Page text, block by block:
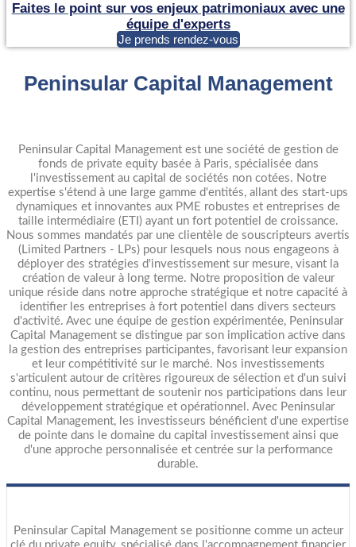
Faites le point sur vos enjeux patrimoniaux avec une
équipe d'experts
Je prends rendez-vous
Peninsular Capital Management
Peninsular Capital Management est une société de gestion de
fonds de private equity basée à Paris, spécialisée dans
l'investissement au capital de sociétés non cotées. Notre
expertise s'étend à une large gamme d'entités, allant des start-ups
dynamiques et innovantes aux PME robustes et entreprises de
taille intermédiaire (ETI) ayant un fort potentiel de croissance.
Nous sommes mandatés par une clientèle de souscripteurs avertis
(Limited Partners - LPs) pour lesquels nous nous engageons à
déployer des stratégies d'investissement sur mesure, visant la
création de valeur à long terme. Notre proposition de valeur
unique réside dans notre approche stratégique et notre capacité à
identifier les entreprises à fort potentiel dans divers secteurs
d'activité. Avec une équipe de gestion expérimentée, Peninsular
Capital Management se distingue par son implication active dans
la gestion des entreprises participantes, favorisant leur expansion
et leur compétitivité sur le marché. Nos investissements
s'articulent autour de critères rigoureux de sélection et d'un suivi
continu, nous permettant de soutenir nos participations dans leur
développement stratégique et opérationnel. Avec Peninsular
Capital Management, les investisseurs bénéficient d'une expertise
de pointe dans le domaine du capital investissement ainsi que
d'une approche personnalisée et centrée sur la performance
durable.
Peninsular Capital Management se positionne comme un acteur